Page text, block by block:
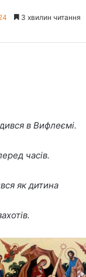
3 хвилин читання
в Вифлеємі.
часів.
як дитина